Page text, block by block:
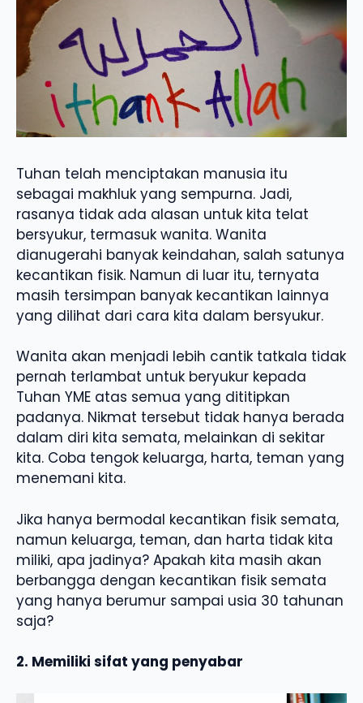
Tuhan telah menciptakan manusia itu
sebagai makhluk yang sempurna. Jadi,
rasanya tidak ada alasan untuk kita telat
bersyukur, termasuk wanita. Wanita
dianugerahi banyak keindahan, salah satunya
kecantikan fisik. Namun di luar itu, ternyata
masih tersimpan banyak kecantikan lainnya
yang dilihat dari cara kita dalam bersyukur.
Wanita akan menjadi lebih cantik tatkala tidak
pernah terlambat untuk beryukur kepada
Tuhan YME atas semua yang dititipkan
padanya. Nikmat tersebut tidak hanya berada
dalam diri kita semata, melainkan di sekitar
kita. Coba tengok keluarga, harta, teman yang
menemani kita.
Jika hanya bermodal kecantikan fisik semata,
namun keluarga, teman, dan harta tidak kita
miliki, apa jadinya? Apakah kita masih akan
berbangga dengan kecantikan fisik semata
yang hanya berumur sampai usia 30 tahunan
saja?
2. Memiliki sifat yang penyabar